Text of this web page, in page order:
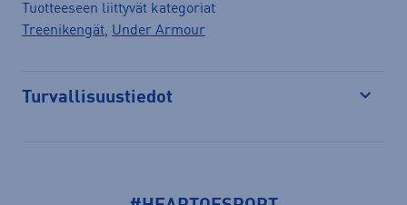
Tuotteeseen liittyvät kategoriat
Treenikengät, Under Armour
Turvallisuustiedot